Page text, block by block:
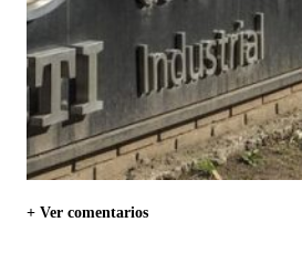
+ Ver comentarios